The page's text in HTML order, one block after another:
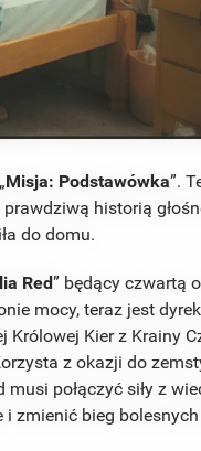
Misja: Podstawówka”.
prawdziwą historią
do domu.
Red” będący czwartą
mocy, teraz jest
Królowej Kier z Krainy
z okazji do
musi połączyć siły z
zmienić bieg